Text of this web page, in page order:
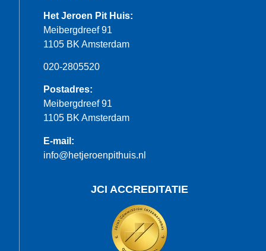
Het Jeroen Pit Huis:
Meibergdreef 91
1105 BK Amsterdam
020-2805520
Postadres:
Meibergdreef 91
1105 BK Amsterdam
E-mail:
info@hetjeroenpithuis.nl
JCI ACCREDITATIE